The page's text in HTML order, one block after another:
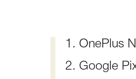
1. OnePlus
2. Google